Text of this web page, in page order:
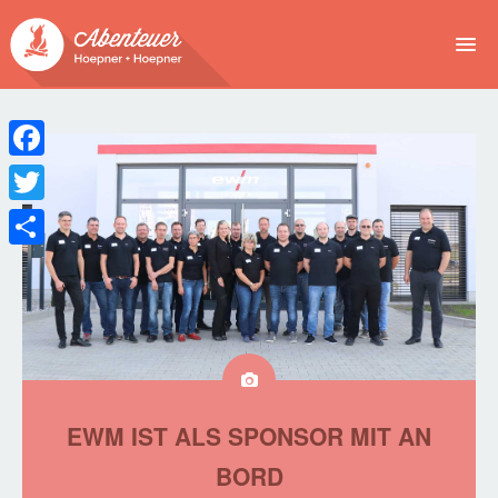
BUCHEN
ABENTEUER
WIR
EWM IST ALS SPONSOR MIT AN
BORD
Facebook
Twitter
Teilen